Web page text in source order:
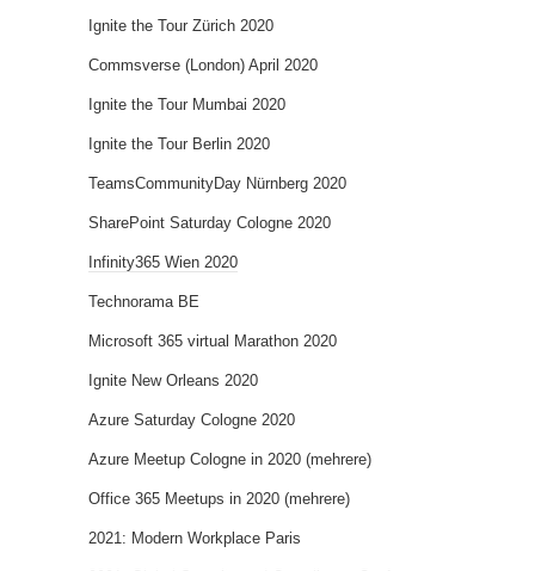
Ignite the Tour Zürich 2020
Commsverse (London) April 2020
Ignite the Tour Mumbai 2020
Ignite the Tour Berlin 2020
TeamsCommunityDay Nürnberg 2020
SharePoint Saturday Cologne 2020
Infinity365 Wien 2020
Technorama BE
Microsoft 365 virtual Marathon 2020
Ignite New Orleans 2020
Azure Saturday Cologne 2020
Azure Meetup Cologne in 2020 (mehrere)
Office 365 Meetups in 2020 (mehrere)
2021: Modern Workplace Paris